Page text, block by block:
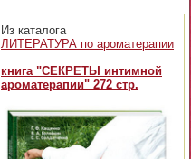
Из каталога
ЛИТЕРАТУРА по ароматерапии
книга "СЕКРЕТЫ интимной
ароматерапии" 272 стр.